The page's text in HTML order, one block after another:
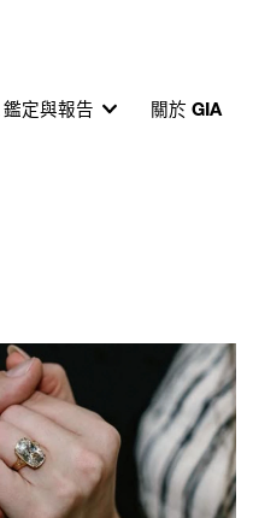
鑑定與報告 關於 GIA